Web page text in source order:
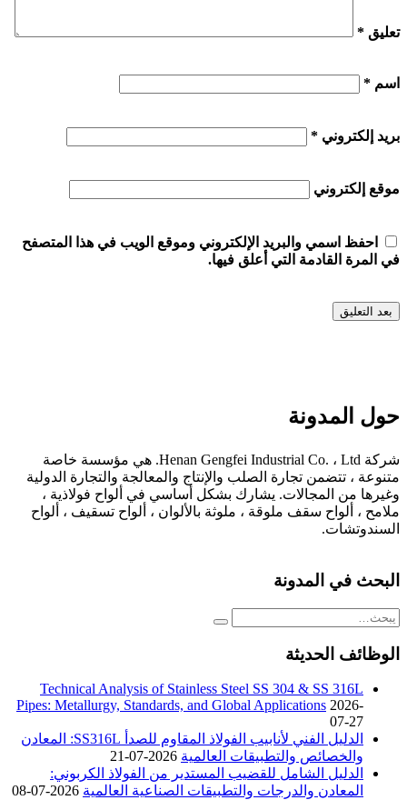
تعليق *
اسم *
بريد إلكتروني *
موقع إلكتروني
احفظ اسمي والبريد الإلكتروني وموقع الويب في هذا المتصفح
في المرة القادمة التي أعلق فيها.
حول المدونة
شركة Henan Gengfei Industrial Co. ، Ltd. هي مؤسسة خاصة
متنوعة ، تتضمن تجارة الصلب والإنتاج والمعالجة والتجارة الدولية
وغيرها من المجالات. يشارك بشكل أساسي في ألواح فولاذية ،
ملامح ، ألواح سقف ملوقة ، ملوثة بالألوان ، ألواح تسقيف ، ألواح
السندوتشات.
البحث في المدونة
الوظائف الحديثة
Technical Analysis of Stainless Steel SS 304 & SS 316L
Pipes: Metallurgy, Standards, and Global Applications 2026-
07-27
الدليل الفني لأنابيب الفولاذ المقاوم للصدأ SS316L: المعادن
والخصائص والتطبيقات العالمية 2026-07-21
الدليل الشامل للقضيب المستدير من الفولاذ الكربوني:
المعادن والدرجات والتطبيقات الصناعية العالمية 2026-07-08